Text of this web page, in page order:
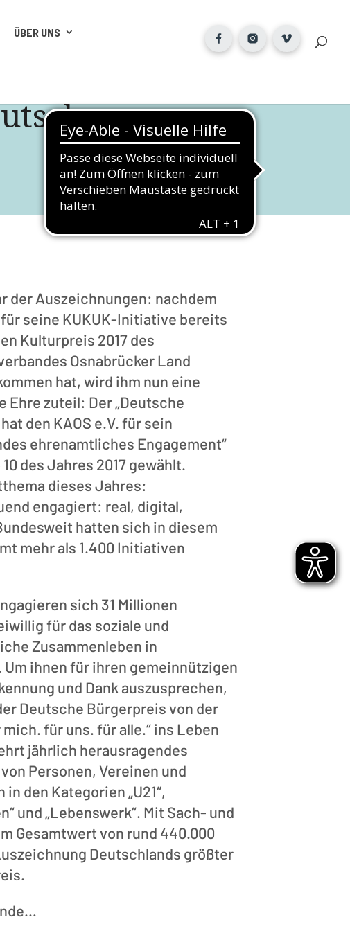
ÜBER UNS
der Auszeichnungen: nachdem
seine KUKUK-Initiative bereits
Kulturpreis 2017 des
Osnabrücker Land
hat, wird ihm nun eine
Ehre zuteil: Der „Deutsche
den KAOS e.V. für sein
ehrenamtliches Engagement“
des Jahres 2017 gewählt.
dieses Jahres:
engagiert: real, digital,
hatten sich in diesem
mehr als 1.400 Initiativen
sich 31 Millionen
für das soziale und
Zusammenleben in
Um ihnen für ihren gemeinnützigen
und Dank auszusprechen,
Deutsche Bürgerpreis von der
für uns. für alle.“ ins Leben
jährlich herausragendes
Personen, Vereinen und
den Kategorien „U21″,
und „Lebenswerk“. Mit Sach- und
Gesamtwert von rund 440.000
Deutschlands größter